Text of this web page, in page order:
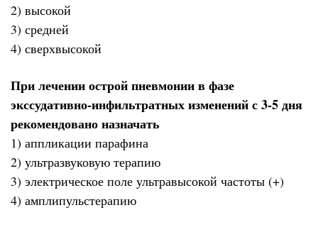
2) высокой
3) средней
4) сверхвысокой
При лечении острой пневмонии в фазе
экссудативно-инфильтратных изменений с 3-5 дня
рекомендовано назначать
1) аппликации парафина
2) ультразвуковую терапию
3) электрическое поле ультравысокой частоты (+)
4) амплипульстерапию